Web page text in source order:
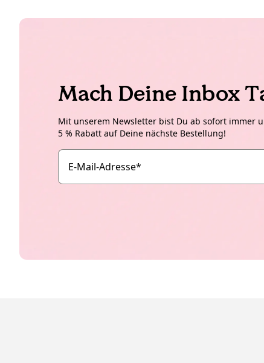
Mach Deine Inbox
Mit unserem Newsletter bist Du ab sofort immer
5 % Rabatt auf Deine nächste Bestellung!
E-Mail-Adresse*